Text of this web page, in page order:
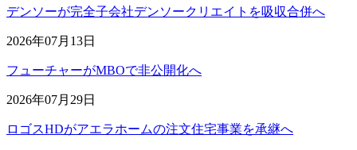
デンソーが完全子会社デンソークリエイトを吸収合併へ
2026年07月13日
フューチャーがMBOで非公開化へ
2026年07月29日
ロゴスHDがアエラホームの注文住宅事業を承継へ